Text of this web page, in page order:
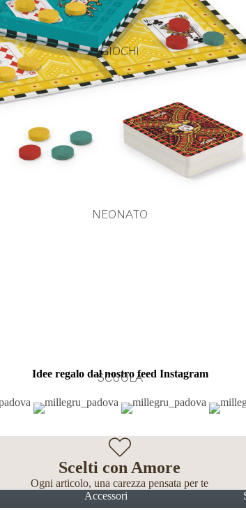
GIOCHI
NEONATO
SCUOLA
Idee regalo dal nostro feed Instagram
Scelti con Amore
Ogni articolo, una carezza pensata per te
Accessori